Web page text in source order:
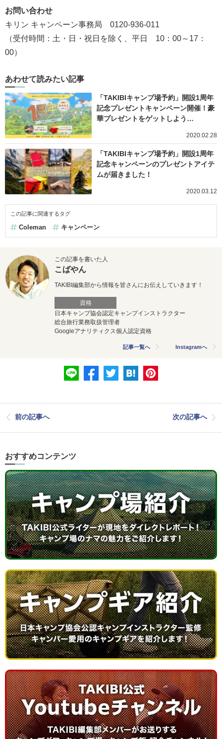
お問い合わせ
キリン キャンペーン事務局 0120-936-011
（受付時間：土・日・祝日を除く、平日 10：00～17：
00）
あわせて読みたい記事
「TAKIBIキャンプ場予約」開設1周年
記念プレゼントキャンペーン開催！豪
華プレゼントをゲットしよう…
2020.02.28
「TAKIBIキャンプ場予約」開設1周年
記念キャンペーンのプレゼントアイテ
ムが届きました！
2020.03.12
この記事に関連するタグ
Coleman キャンペーン
この記事を書いた人
こばやん
TAKIBI編集部から情報を皆さんにお伝えしていきます！
資格
日本キャンプ協会認定キャンプインストラクター
総合旅行業務取扱管理者
Googleアナリティクス個人認定資格
記事一覧へ Instagramへ
前の記事へ 次の記事へ
おすすめコンテンツ